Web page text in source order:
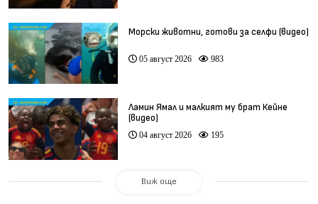
Морски животни, готови за селфи (видео)
05 август 2026 983
Ламин Ямал и малкият му брат Кейне
(видео)
04 август 2026 195
Виж още